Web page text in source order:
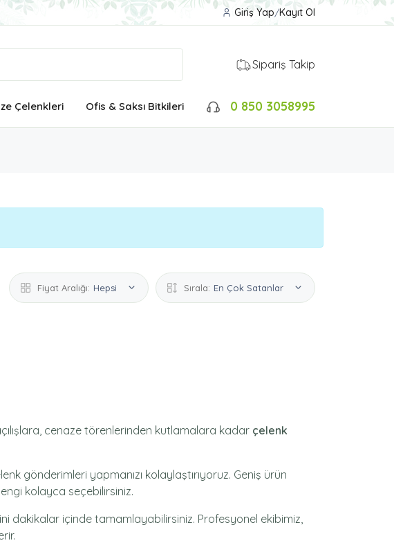
Giriş Yap/Kayıt Ol
Sipariş Takip
Çelenkleri Ofis & Saksı Bitkileri 0 850 3058995
Fiyat Aralığı: Hepsi Sırala: En Çok Satanlar
cenaze törenlerinden kutlamalara kadar çelenk
gönderimleri yapmanızı kolaylaştırıyoruz. Geniş ürün
kolayca seçebilirsiniz.
dakikalar içinde tamamlayabilirsiniz. Profesyonel ekibimiz,